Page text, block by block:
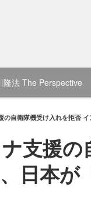
隆法 The Perspective
の自衛隊機受け入れを拒否
支援
日本が